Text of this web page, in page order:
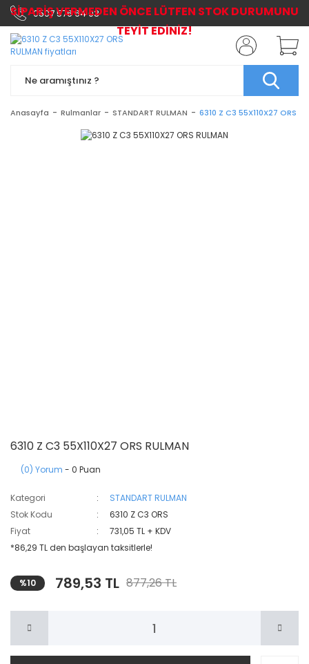
0507 576 64 03
Anasayfa Rulmanlar STANDART RULMAN 6310 Z C3 55X110X27 ORS
6310 Z C3 55X110X27 ORS RULMAN
(0) Yorum - 0 Puan
Kategori
STANDART RULMAN
Stok Kodu
6310 Z C3 ORS
Fiyat
731,05 TL + KDV
*86,29 TL den başlayan taksitlerle!
%10 789,53 TL 877,26 TL
SİPARİŞ VERMEDEN ÖNCE LÜTFEN STOK DURUMUNU
TEYİT EDİNİZ!